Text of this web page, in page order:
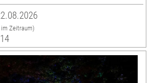
Zeitraum)